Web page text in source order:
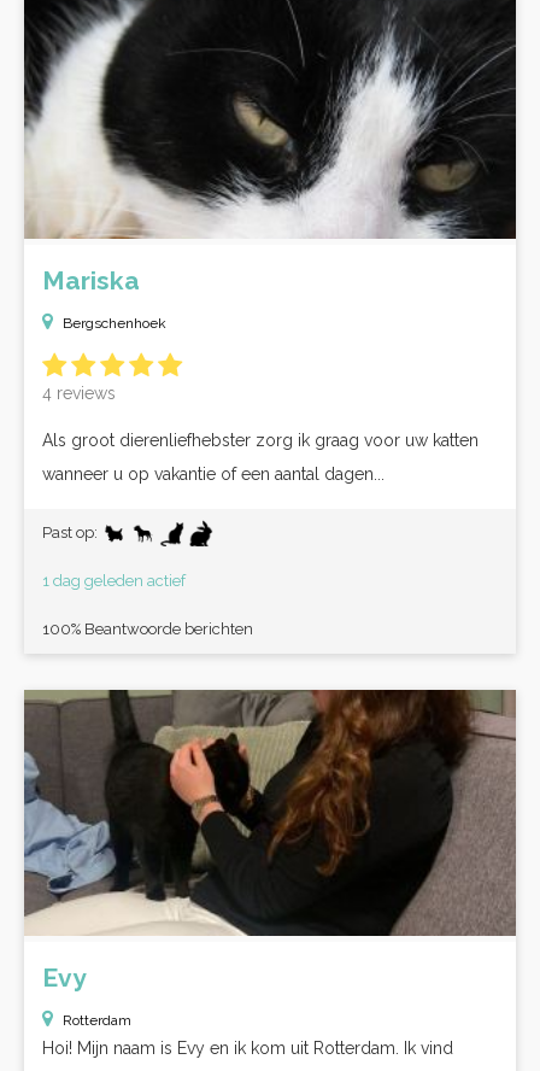
Mariska
Bergschenhoek
4 reviews
Als groot dierenliefhebster zorg ik graag voor uw katten
wanneer u op vakantie of een aantal dagen...
Past op:
1 dag geleden actief
100% Beantwoorde berichten
Evy
Rotterdam
Hoi! Mijn naam is Evy en ik kom uit Rotterdam. Ik vind